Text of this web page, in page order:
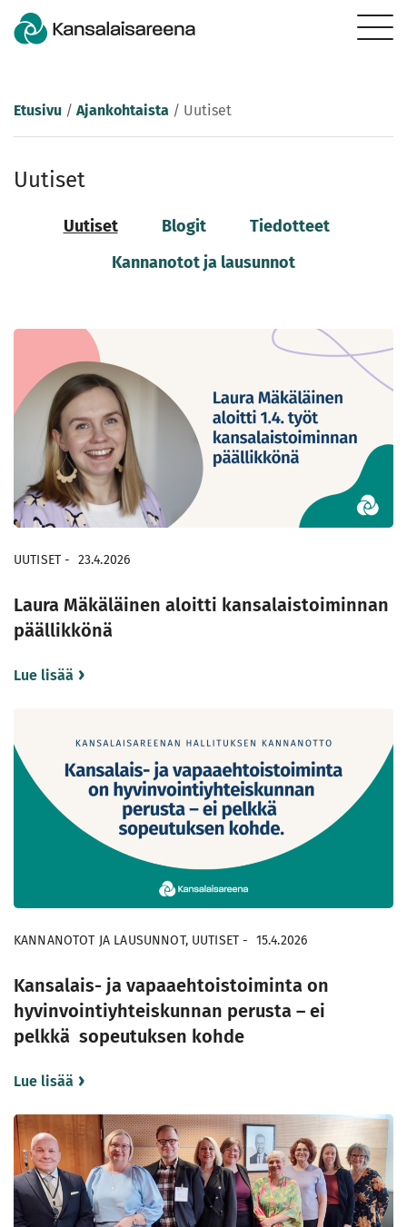
Etusivu / Ajankohtaista / Uutiset
Uutiset
Uutiset Blogit
Tiedotteet
Kannanotot ja lausunnot
UUTISET - 23.4.2026
Laura Mäkäläinen aloitti kansalaistoiminnan
päällikkönä
Lue lisää
KANNANOTOT JA LAUSUNNOT, UUTISET - 15.4.2026
Kansalais- ja vapaaehtoistoiminta on
hyvinvointiyhteiskunnan perusta – ei
pelkkä sopeutuksen kohde
Lue lisää